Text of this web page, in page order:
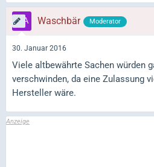
Waschbär Moderator
30. Januar 2016
Viele altbewährte Sachen würden
verschwinden, da eine Zulassung
Hersteller wäre.